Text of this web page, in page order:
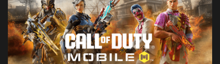
BLACKCELL
PUNTOS COD
TIENDA DE EQUIPAMIENTO